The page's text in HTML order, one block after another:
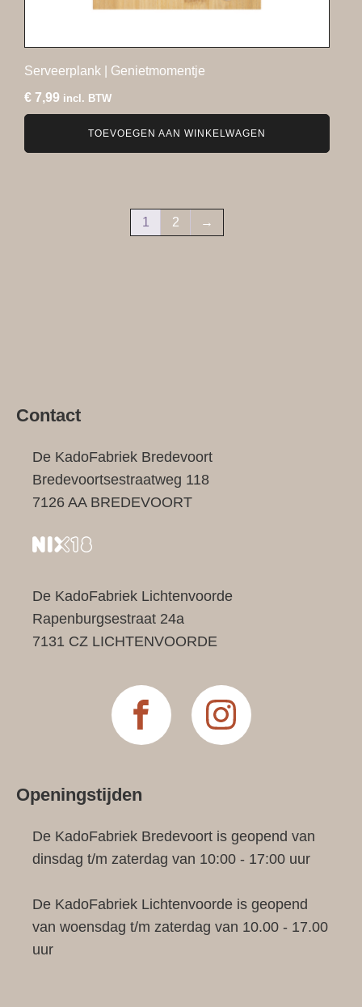
Serveerplank | Genietmomentje
€ 7,99 incl. BTW
TOEVOEGEN AAN WINKELWAGEN
1 2 →
Contact
De KadoFabriek Bredevoort
Bredevoortsestraatweg 118
7126 AA BREDEVOORT
De KadoFabriek Lichtenvoorde
Rapenburgsestraat 24a
7131 CZ LICHTENVOORDE
Openingstijden
De KadoFabriek Bredevoort is geopend van
dinsdag t/m zaterdag van 10:00 - 17:00 uur
De KadoFabriek Lichtenvoorde is geopend
van woensdag t/m zaterdag van 10.00 - 17.00
uur